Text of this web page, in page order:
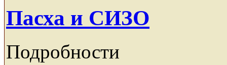
Пасха и СИЗО
Подробности